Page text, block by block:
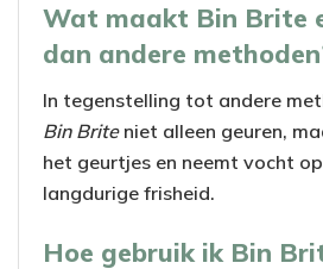
Wat maakt Bin Brite
dan andere
In tegenstelling tot andere
Bin Briteniet alleen geuren,
het geurtjes en neemt vocht
langdurige frisheid.
Hoe gebruik ik Bin